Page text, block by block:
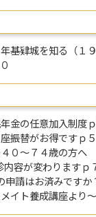
基肄城を知る（１９
金の任意加入制度
振替がお得ですｐ５
０～７４歳の方へ
容が変わりますｐ
申請はお済みですか
イト養成講座より